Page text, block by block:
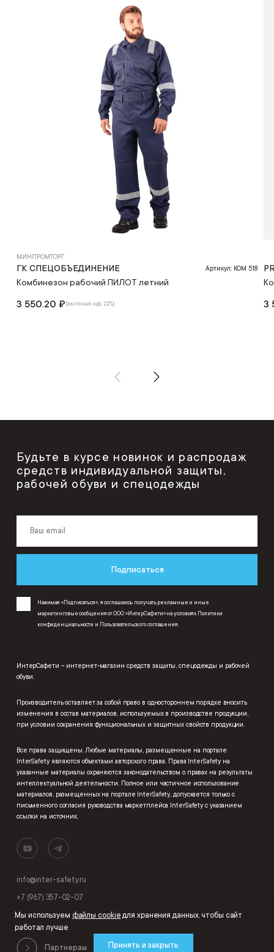
МИНПРОМТОРГ
ГК СПЕЦОБЪЕДИНЕНИЕ Артикул: КОМ 518
Комбинезон рабочий ПИЛОТ летний
3 550.20 ₽(включая ндс 22%) 3
Будьте в курсе новинок и распродаж
средств индивидуальной защиты,
рабочей обуви и спецодежды
Подписаться
Нажимая «Подписаться», я соглашаюсь получать рекламные и иные
маркетинговые сообщения от ООО «ИнтерСафети» на условиях Политики
конфиденциальности и Пользовательского соглашения.
ИнтерСафети – интернет-магазин средств защиты, спецодежды и рабочей
обуви.
Производитель оставляет за собой право в одностороннем порядке вносить
изменения в состав материалов, используемых в производстве продукции,
при условии сохранения функциональных и защитных свойств продукции.
Все права защищены. Любые материалы, размещенные на портале
InterSafety являются объектами авторского права. Права InterSafety на
указанные материалы охраняются законодательством о правах на результаты
интеллектуальной деятельности. Полное или частичное использование
материалов, размещенных на портале InterSafety, допускается только с
письменного согласия руководства маркетплейса InterSafety с указанием
ссылки на источник.
info@inter-safety.ru
+7 (967) 357-02-07
Партнерам
Мы используем файлы cookieдля хранения данных, чтобы сайт
работал лучше
Принять и закрыть